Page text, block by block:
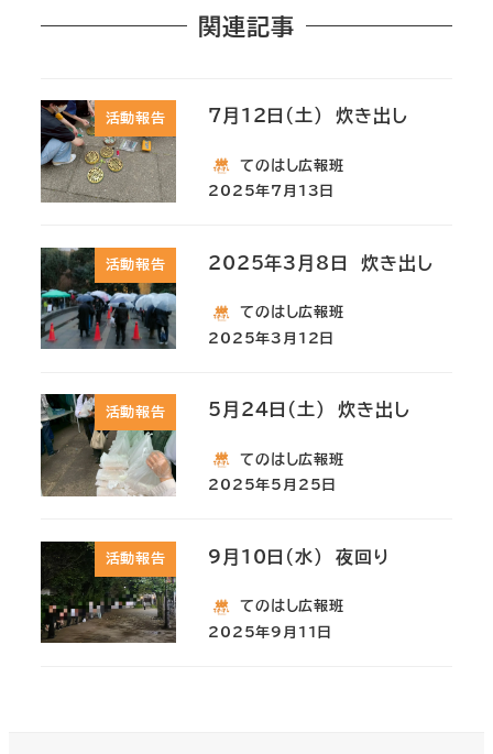
関連記事
活動報告 7月12日(土) 炊き出し
てのはし広報班
2025年7月13日
活動報告 2025年3月8日 炊き出し
てのはし広報班
2025年3月12日
活動報告 5月24日(土) 炊き出し
てのはし広報班
2025年5月25日
活動報告 9月10日(水) 夜回り
てのはし広報班
2025年9月11日